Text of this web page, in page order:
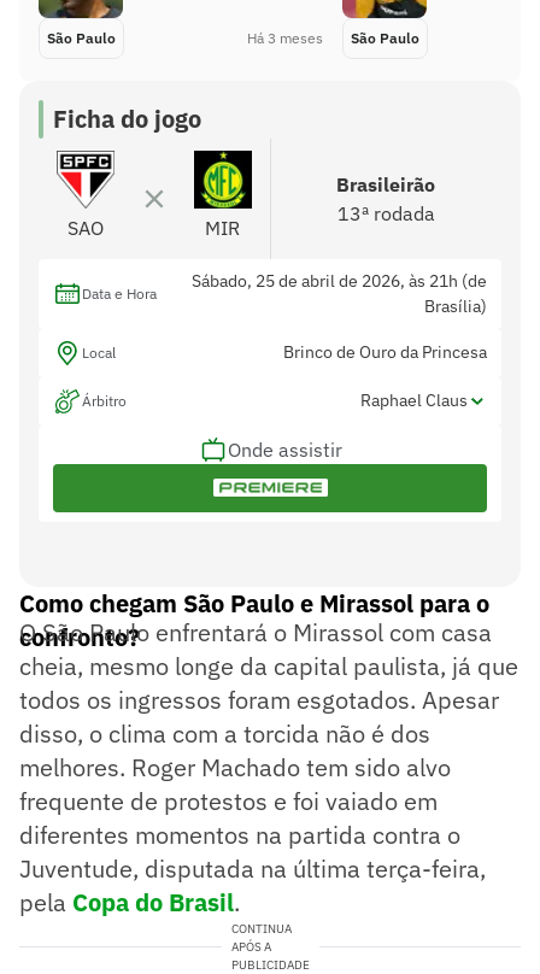
São Paulo Há 3 meses São Paulo
Ficha do jogo
SAO MIR
Brasileirão
13ª rodada
Data e Hora
Sábado, 25 de abril de 2026, às 21h (de
Brasília)
Local Brinco de Ouro da Princesa
Árbitro Raphael Claus
Assistentes
Anderson Jose de Moraes Coelho e
Leandro Matos Feitosa
Onde assistir
Como chegam São Paulo e Mirassol para o
confronto?
O São Paulo enfrentará o Mirassol com casa
cheia, mesmo longe da capital paulista, já que
todos os ingressos foram esgotados. Apesar
disso, o clima com a torcida não é dos
melhores. Roger Machado tem sido alvo
frequente de protestos e foi vaiado em
diferentes momentos na partida contra o
Juventude, disputada na última terça-feira,
pela Copa do Brasil.
CONTINUA
APÓS A
PUBLICIDADE